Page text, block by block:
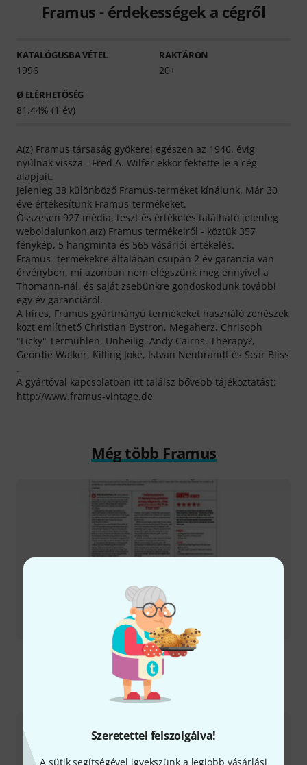
Szeretettel felszolgálva!
A sütik segítségével igyekszünk a legjobb vásárlási
Framus - érdekességek a cégről
KATALÓGUSBA VÉTEL
1996
RAKTÁRON
20+
Ø ELÉRHETŐSÉG
81.44% (1 év)
A(z) Framus társaság gyökerei egészen az 1946. évig
nyúlnak vissza - Fred A. Wilfer ekkor fektette le a cég
alapjait.
Jelenleg 38 különböző Framus-terméket kínálunk. Már 30
éve értékesítünk Framus-termékeket.
Összesen 927 média, teszt és értékelés található jelenleg
weboldalunkon a(z) Framus termékeiről - köztük 357
fénykép, 5 hangminta és 565 vásárlói értékelés.
Framus -termékekre általában csupán 2 év garancia van
érvényben, mi azonban nem elégszünk meg ennyivel a
Thomann-nál, és saját zsebünkre gondoskodunk további
egy év garanciáról.
A híres, Framus gyártmányú termékeket használó zenészek
közt említhető Christian Bystron, Megaherz, Chrisoph
"Licky" Termühlen, Unheilig, Andy Cairns, Therapy?,
Geordie Walker, Killing Joke, Istvan Neubrandt és Sear Bliss
.
A gyártóval kapcsolatban itt találsz bővebb tájékoztatást:
http://www.framus-vintage.de
Még több Framus
Vintage Hootenanny 12 HP
Így érhetsz el minket
Ügyfélszolgálat - Magyarország